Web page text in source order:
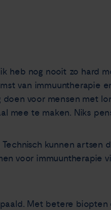
ik heb nog nooit zo hard
van immuuntherapie
voor mensen met
mee te maken. Niks
kunnen artsen
voor immuuntherapie
Met betere biopten